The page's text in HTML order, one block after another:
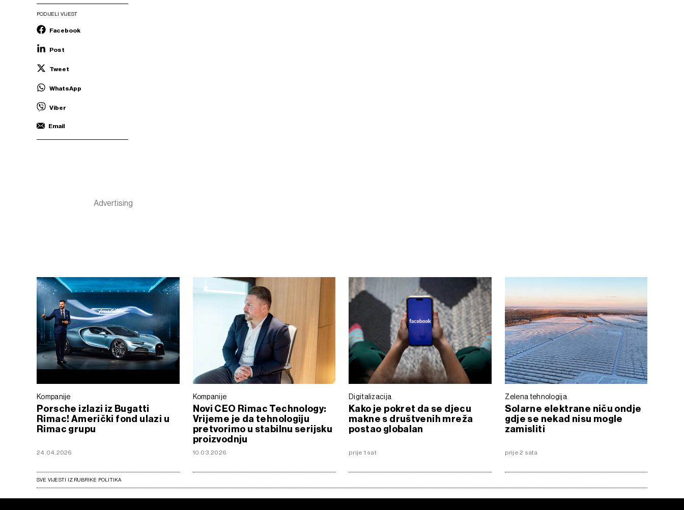
PODIJELI VIJEST
Facebook
Post
Tweet
WhatsApp
Viber
Email
Kompanije
Porsche izlazi iz Bugatti
Rimac! Američki fond ulazi u
Rimac grupu
24.04.2026
Kompanije
Novi CEO Rimac Technology:
Vrijeme je da tehnologiju
pretvorimo u stabilnu serijsku
proizvodnju
10.03.2026
Digitalizacija
Kako je pokret da se djecu
makne s društvenih mreža
postao globalan
prije 1 sat
Zelena tehnologija
Solarne elektrane niču ondje
gdje se nekad nisu mogle
zamisliti
prije 2 sata
SVE VIJESTI IZ RUBRIKE POLITIKA